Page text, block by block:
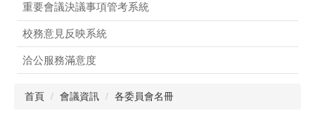
章則辦法
重要會議決議事項管考系統
校務意見反映系統
洽公服務滿意度
首頁 會議資訊 各委員會名冊